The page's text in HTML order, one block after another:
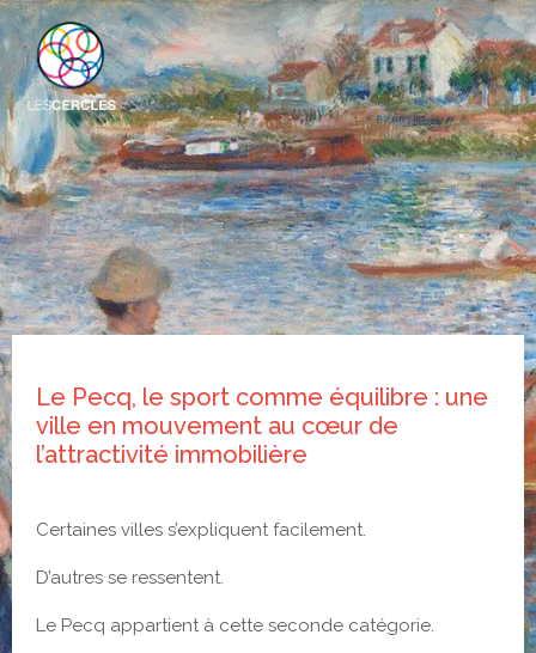
Le Pecq, le sport comme équilibre : une
ville en mouvement au cœur de
l’attractivité immobilière
Certaines villes s’expliquent facilement.
D’autres se ressentent.
Le Pecq appartient à cette seconde catégorie.